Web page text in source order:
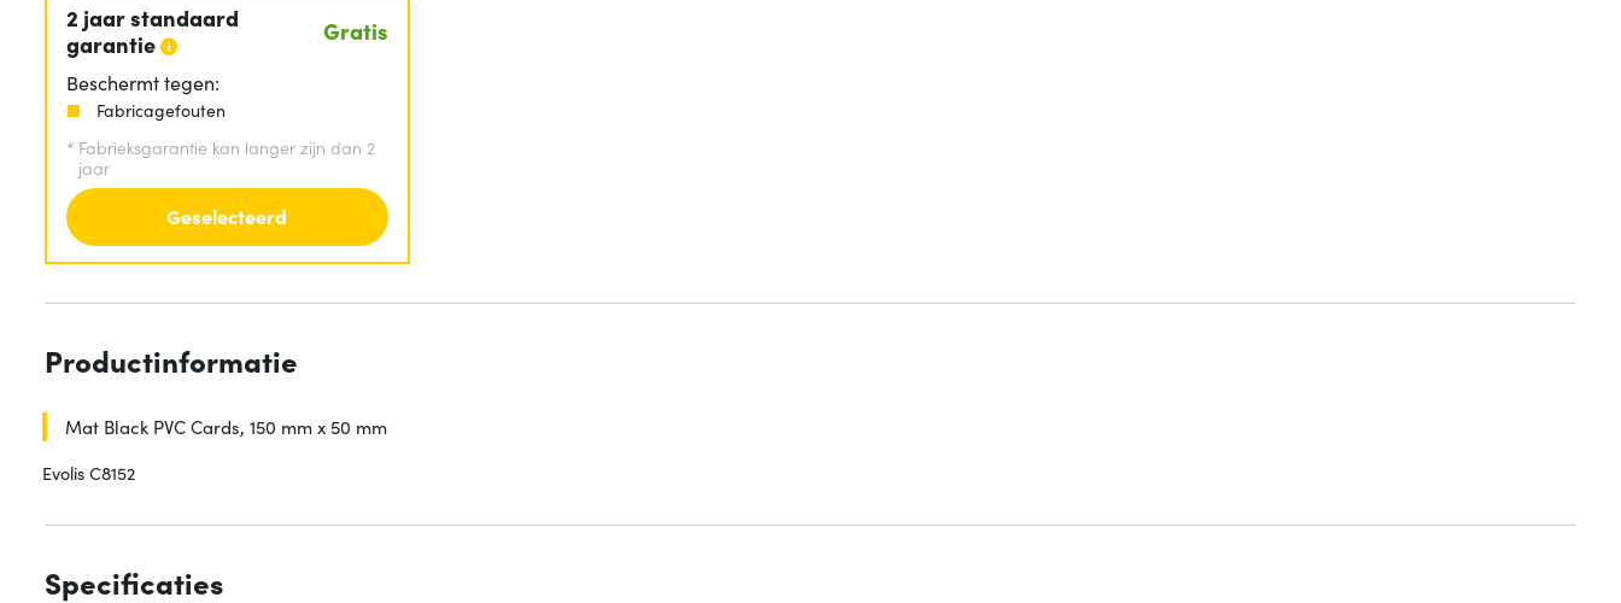
2 jaar standaard
garantie
Gratis
Beschermt tegen:
Fabricagefouten
* Fabrieksgarantie kan langer zijn dan 2
jaar
Geselecteerd
Productinformatie
Mat Black PVC Cards, 150 mm x 50 mm
Evolis C8152
Specificaties